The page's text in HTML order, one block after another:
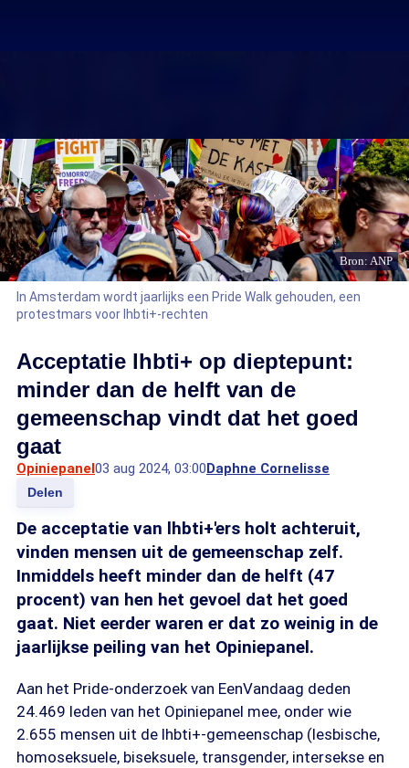
Bron: ANP
In Amsterdam wordt jaarlijks een Pride Walk gehouden, een
protestmars voor lhbti+-rechten
Acceptatie lhbti+ op dieptepunt:
minder dan de helft van de
gemeenschap vindt dat het goed
gaat
Opiniepanel03 aug 2024, 03:00Daphne Cornelisse
Delen
De acceptatie van lhbti+'ers holt achteruit,
vinden mensen uit de gemeenschap zelf.
Inmiddels heeft minder dan de helft (47
procent) van hen het gevoel dat het goed
gaat. Niet eerder waren er dat zo weinig in de
jaarlijkse peiling van het Opiniepanel.
Aan het Pride-onderzoek van EenVandaag deden
24.469 leden van het Opiniepanel mee, onder wie
2.655 mensen uit de lhbti+-gemeenschap (lesbische,
homoseksuele, biseksuele, transgender, intersekse en